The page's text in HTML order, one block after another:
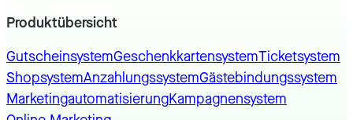
Produktübersicht
GutscheinsystemGeschenkkartensystemTicketsystem
ShopsystemAnzahlungssystemGästebindungssystem
MarketingautomatisierungKampagnensystem